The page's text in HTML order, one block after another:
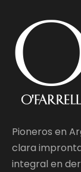
Pioneros en
clara
integral en